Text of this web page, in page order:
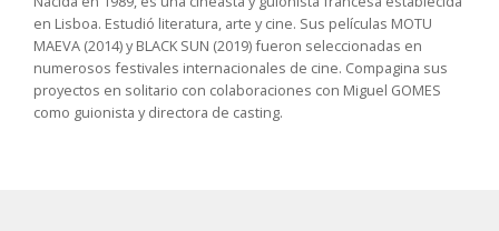
en Lisboa. Estudió literatura, arte y cine. Sus películas MOTU
MAEVA (2014) y BLACK SUN (2019) fueron seleccionadas en
numerosos festivales internacionales de cine. Compagina sus
proyectos en solitario con colaboraciones con Miguel GOMES
como guionista y directora de casting.